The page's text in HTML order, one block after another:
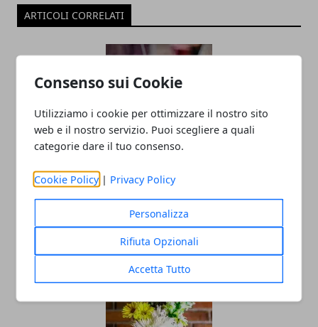
Consenso sui Cookie
Utilizziamo i cookie per ottimizzare il nostro sito
web e il nostro servizio. Puoi scegliere a quali
categorie dare il tuo consenso.
Cookie Policy | Privacy Policy
Personalizza
Rifiuta Opzionali
Accetta Tutto
ARTICOLI CORRELATI
Capodanno in discoteca: ballare e
festeggiare per un inizio di anno